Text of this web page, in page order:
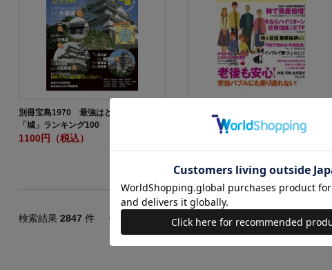
別冊宝島1970 最強はどれだ！ 戦国
「城」ランキング100
1100円（税込）
スで金持ちになる“お金の貯め方、増や
1026円（税込）
検索結果 2847 件 681～700